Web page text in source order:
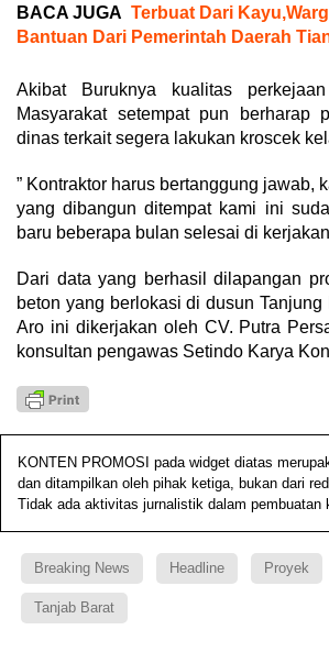
BACA JUGA Terbuat Dari
Bantuan Dari Pemerintah Daerah
Akibat Buruknya kualitas
Masyarakat setempat pun berharap
dinas terkait segera lakukan kroscek
” Kontraktor harus bertanggung jawab,
yang dibangun ditempat kami ini
baru beberapa bulan selesai di
Dari data yang berhasil dilapangan
beton yang berlokasi di dusun Tanjung
Aro ini dikerjakan oleh CV. Putra
konsultan pengawas Setindo Karya
KONTEN PROMOSI pada widget diatas
dan ditampilkan oleh pihak ketiga, bukan dari
Tidak ada aktivitas jurnalistik dalam pembuatan
Breaking News Headline Proyek
Tanjab Barat